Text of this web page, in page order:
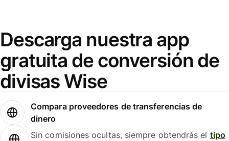
Descarga nuestra app
gratuita de conversión de
divisas Wise
Compara proveedores de transferencias de
dinero
Sin comisiones ocultas, siempre obtendrás el tipo